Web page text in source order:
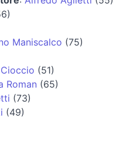
Maniscalco (75)
(51)
Roman (65)
(73)
(49)